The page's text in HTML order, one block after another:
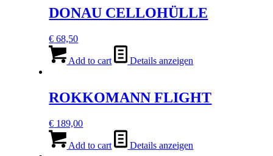
DONAU CELLOHÜLLE
€ 68,50
Add to cart Details anzeigen
ROKKOMANN FLIGHT
€ 189,00
Add to cart Details anzeigen